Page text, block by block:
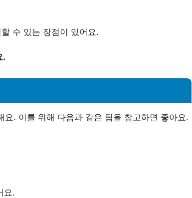
수 있는 장점이 있어요.
.
. 이를 위해 다음과 같은 팁을 참고하면 좋아요.
요.